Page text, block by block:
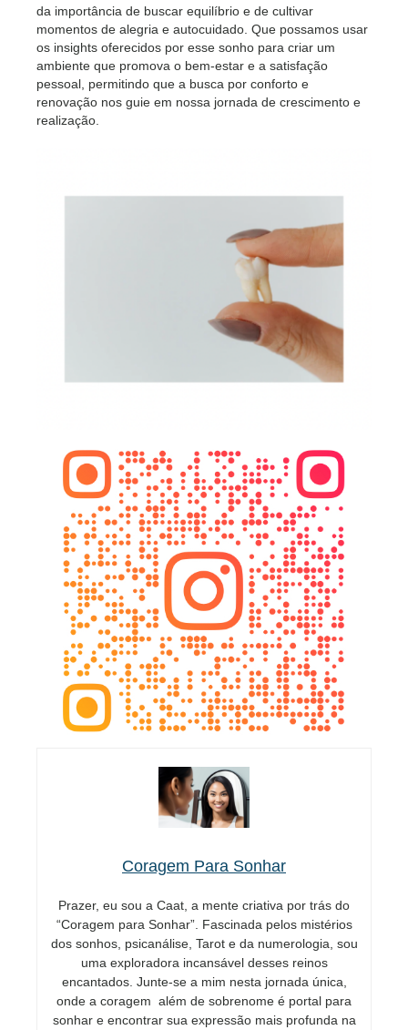
da importância de buscar equilíbrio e de cultivar
momentos de alegria e autocuidado. Que possamos usar
os insights oferecidos por esse sonho para criar um
ambiente que promova o bem-estar e a satisfação
pessoal, permitindo que a busca por conforto e
renovação nos guie em nossa jornada de crescimento e
realização.
Coragem Para Sonhar
Prazer, eu sou a Caat, a mente criativa por trás do
“Coragem para Sonhar”. Fascinada pelos mistérios
dos sonhos, psicanálise, Tarot e da numerologia, sou
uma exploradora incansável desses reinos
encantados. Junte-se a mim nesta jornada única,
onde a coragem além de sobrenome é portal para
sonhar e encontrar sua expressão mais profunda na